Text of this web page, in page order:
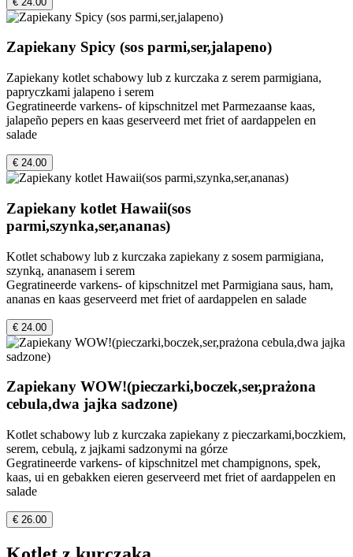
Zapiekany Spicy (sos parmi,ser,jalapeno)
Zapiekany kotlet schabowy lub z kurczaka z serem parmigiana,
papryczkami jalapeno i serem
Gegratineerde varkens- of kipschnitzel met Parmezaanse kaas,
jalapeño pepers en kaas geserveerd met friet of aardappelen en
salade
€ 24.00
Zapiekany kotlet Hawaii(sos
parmi,szynka,ser,ananas)
Kotlet schabowy lub z kurczaka zapiekany z sosem parmigiana,
szynką, ananasem i serem
Gegratineerde varkens- of kipschnitzel met Parmigiana saus, ham,
ananas en kaas geserveerd met friet of aardappelen en salade
€ 24.00
Zapiekany WOW!(pieczarki,boczek,ser,prażona
cebula,dwa jajka sadzone)
Kotlet schabowy lub z kurczaka zapiekany z pieczarkami,boczkiem,
serem, cebulą, z jajkami sadzonymi na górze
Gegratineerde varkens- of kipschnitzel met champignons, spek,
kaas, ui en gebakken eieren geserveerd met friet of aardappelen en
salade
€ 26.00